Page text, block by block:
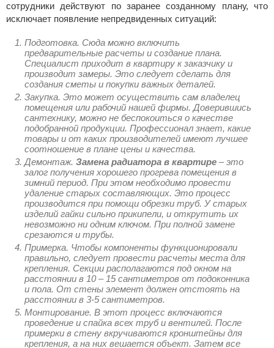
сотрудники действуют по заранее созданному плану, что
исключает появление непредвиденных ситуаций:
Подготовка. Сюда можно включить
предварительные расчеты и создание плана.
Специалист приходит в квартиру к заказчику и
производит замеры. Это следует сделать для
создания сметы и покупки важных деталей.
Закупка. Это может осуществить сам владелец
помещения или рабочий нашей фирмы. Доверившись
сантехнику, можно не беспокоиться о качестве
подобранной продукции. Профессионал знает, какие
товары и от каких производителей имеют лучшее
соотношение в плане цены и качества.
Демонтаж. Замена радиатора в квартире – это
залог получения хорошего прогрева помещения в
зимний период. При этом необходимо провести
удаление старых составляющих. Это процесс
производится при помощи обрезки труб. У старых
изделий гайки сильно прикипели, и открутить их
невозможно ни одним ключом. При полной замене
срезаются и трубы.
Примерка. Чтобы компоненты функционировали
правильно, следует провести расчеты места для
крепления. Секции располагаются под окном на
расстоянии в 10 – 15 сантиметров от подоконника
и пола. От стены элемент должен отстоять на
расстоянии в 3-5 сантиметров.
Монтирование. В этот процесс включаются
проведение и спайка всех труб и вентилей. После
примерки в стену вкручиваются кронштейны для
крепления, а на них вешается объект. Затем все